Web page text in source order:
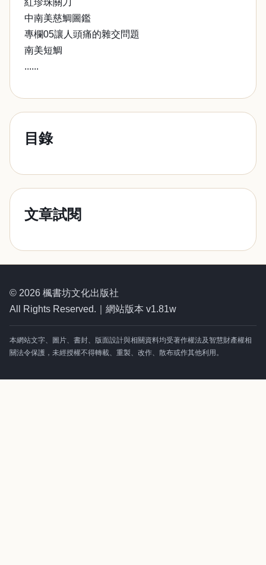
紅珍珠關刀
中南美慈鯛圖鑑
專欄05讓人頭痛的雜交問題
南美短鯛
......
目錄
文章試閱
© 2026 楓書坊文化出版社
All Rights Reserved.｜網站版本 v1.81w
本網站文字、圖片、書封、版面設計與相關資料均受著作權法及智慧財產權相
關法令保護，未經授權不得轉載、重製、改作、散布或作其他利用。